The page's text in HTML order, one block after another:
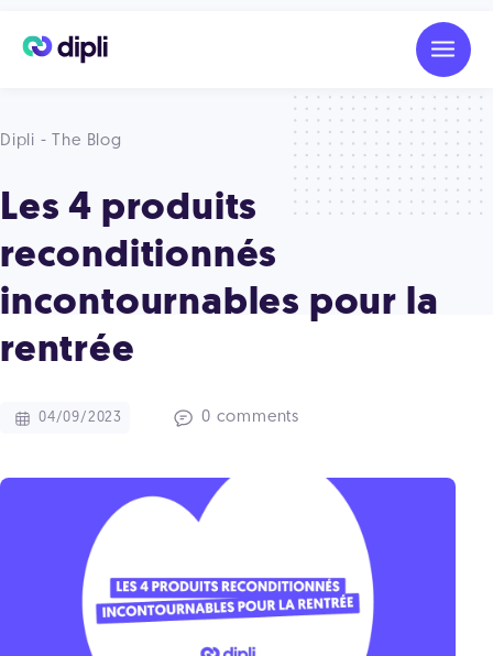
Dipli - The Blog
Les 4 produits
reconditionnés
incontournables pour la
rentrée
04/09/2023 0 comments